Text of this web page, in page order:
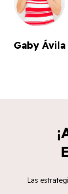
Gaby Ávila
Las